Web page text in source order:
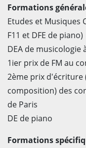
Formations
Etudes et Musiques
F11 et DFE de piano)
DEA de musicologie
1ier prix de FM au
2ème prix
composition) des
de Paris
DE de piano
Formations